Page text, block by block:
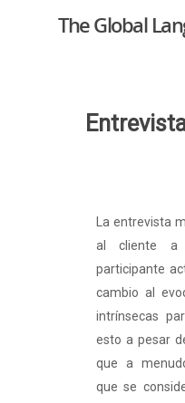
Hit enter to search or
The Global
La entrevista
al cliente a
participante
cambio al
intrínsecas
esto a pesar
que a
que se